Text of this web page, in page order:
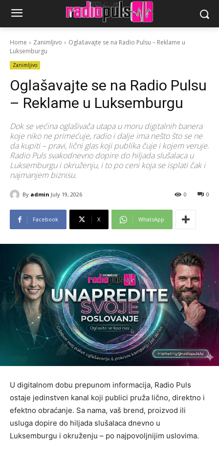
Home Zanimljivo
Oglašavajte se na Radio Pulsu – Reklame u
Luksemburgu
Zanimljivo
Oglašavajte se na Radio Pulsu
– Reklame u Luksemburgu
Dok se većina oglašivača utapa u moru digitalnih banera
koje niko ne primećuje, radio i dalje ima nešto što se ne
da kupiti – pravi, lični glas koji publika čuje i kojem veruje.
Radio Puls svakodnevno dopire do hiljada slušalaca u
Luksemburgu i okruženju, i to po ceni koja se isplati čak i
najmanjem biznisu.
By admin July 19, 2026 0
0
Facebook X WhatsApp
U digitalnom dobu prepunom informacija, Radio Puls
ostaje jedinstven kanal koji publici pruža lično, direktno i
efektno obraćanje. Sa nama, vaš brend, proizvod ili
usluga dopire do hiljada slušalaca dnevno u
Luksemburgu i okruženju – po najpovoljnijim uslovima.